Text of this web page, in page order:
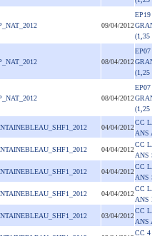
09/04/2012
(1,35
08/04/2012
(1,25
08/04/2012
(1,25
04/04/2012
CC
ANS
04/04/2012
CC
ANS
04/04/2012
CC
ANS
04/04/2012
CC
ANS
03/04/2012
CC
ANS
CC 4